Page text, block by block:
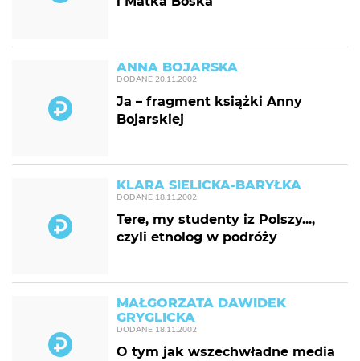
ANNA BOJARSKA
DODANE 20.11.2002
Ja – fragment książki Anny
Bojarskiej
KLARA SIELICKA-BARYŁKA
DODANE 18.11.2002
Tere, my studenty iz Polszy...,
czyli etnolog w podróży
MAŁGORZATA DAWIDEK
GRYGLICKA
DODANE 18.11.2002
O tym jak wszechwładne media